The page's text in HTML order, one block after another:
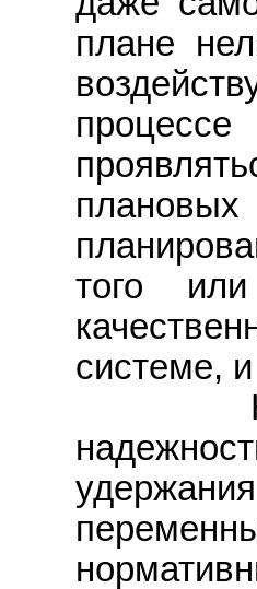
плане
того
системе, и